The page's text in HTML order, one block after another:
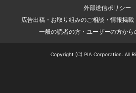
外部送信ポリシー
広告出稿・お取り組みのご相談・情報掲
一般の読者の方・ユーザーの方から
Copyright (C) PIA Corporation. All